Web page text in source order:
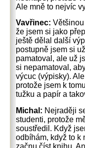
Ale mně to nejvíc
Vavřinec:
že jsem si jako
ještě dělal další
postupně jsem si
pamatoval, ale už
si nepamatoval,
výcuc (výpisky).
protože jsem k
tužku a papír a
Michal: Nejraději
studenti, protože
soustředil. Když
odbíhám, když to k
začnu číst knihu.